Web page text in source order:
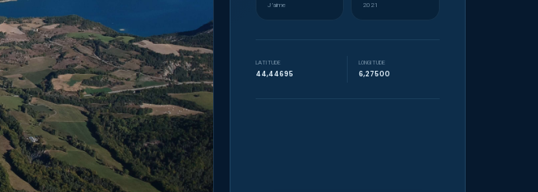
J’aime 2021
LATITUDE
44,44695
LONGITUDE
6,27500